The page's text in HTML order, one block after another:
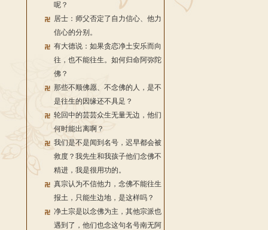
呢？
居士：师父否定了自力信心、他力
信心的分别。
有大德说：如果贪恋净土安乐而向
往，也不能往生。如何归命阿弥陀
佛？
那些不顺佛愿、不念佛的人，是不
是往生的因缘还不具足？
轮回中的芸芸众生无量无边，他们
何时能出离啊？
我们是不是闻到名号，迟早都会被
救度？我先生和我孩子他们念佛不
精进，我是很用功的。
真宗认为不信他力，念佛不能往生
报土，只能生边地，是这样吗？
净土宗是以念佛为主，其他宗派也
遇到了，他们也念这句名号南无阿